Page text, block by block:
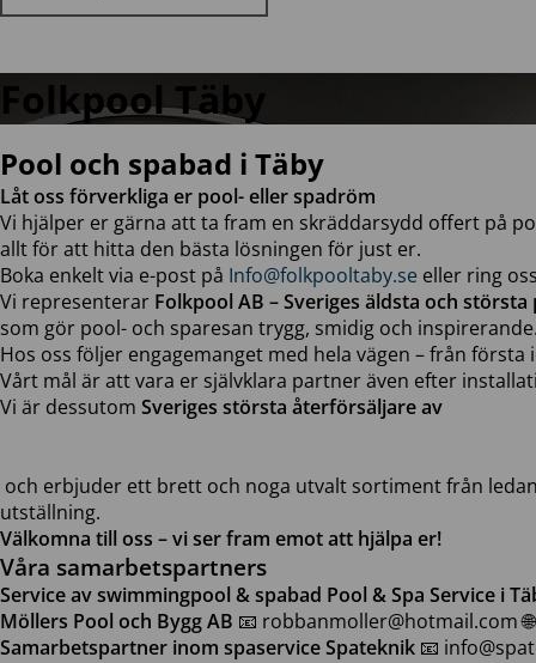
Folkpool Täby
Pool och spabad i Täby
Låt oss förverkliga er pool- eller spadröm
Vi hjälper er gärna att ta fram en skräddarsydd offert på
allt för att hitta den bästa lösningen för just er.
Boka enkelt via e-post på Info@folkpooltaby.se eller ring
Vi representerar Folkpool AB – Sveriges äldsta och
som gör pool- och sparesan trygg, smidig och
Hos oss följer engagemanget med hela vägen – från
Vårt mål är att vara er självklara partner även efter
Vi är dessutom Sveriges största återförsäljare av
och erbjuder ett brett och noga utvalt sortiment från
utställning.
Välkomna till oss – vi ser fram emot att hjälpa er!
Våra samarbetspartners
Service av swimmingpool & spabad Pool & Spa Service i
Möllers Pool och Bygg AB 📧 robbanmoller@hotmail.com
Samarbetspartner inom spaserviceSpateknik 📧